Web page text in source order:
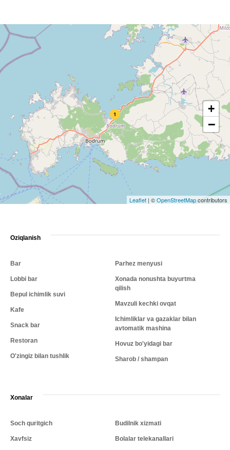
1 +
−
Leaflet | ©OpenStreetMapcontributors
Oziqlanish
Bar
Lobbi bar
Bepul ichimlik suvi
Kafe
Snack bar
Restoran
O'zingiz bilan tushlik
Parhez menyusi
Xonada nonushta buyurtma
qilish
Mavzuli kechki ovqat
Ichimliklar va gazaklar bilan
avtomatik mashina
Hovuz bo'yidagi bar
Sharob / shampan
Xonalar
Soch quritgich
Xavfsiz
Budilnik xizmati
Bolalar telekanallari